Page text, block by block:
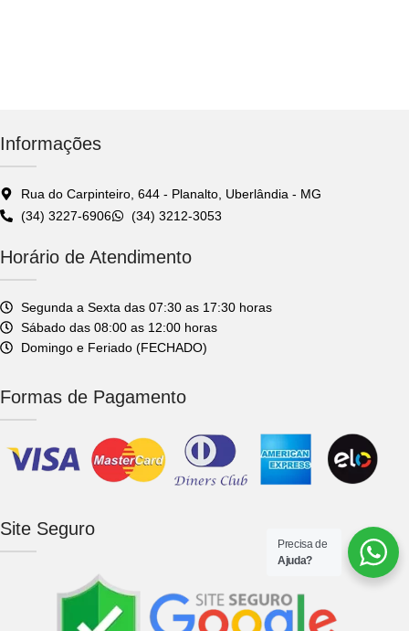
Informações
Rua do Carpinteiro, 644 - Planalto, Uberlândia - MG
(34) 3227-6906
(34) 3212-3053
Horário de Atendimento
Segunda a Sexta das 07:30 as 17:30 horas
Sábado das 08:00 as 12:00 horas
Domingo e Feriado (FECHADO)
Formas de Pagamento
Site Seguro
Precisa de
Ajuda?